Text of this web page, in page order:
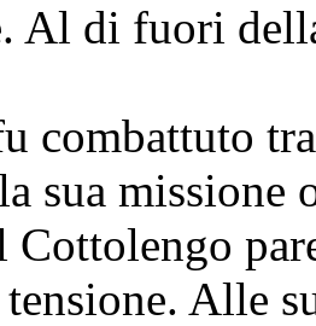
Al di fuori
combattuto
sua missione
Cottolengo
tensione. Alle